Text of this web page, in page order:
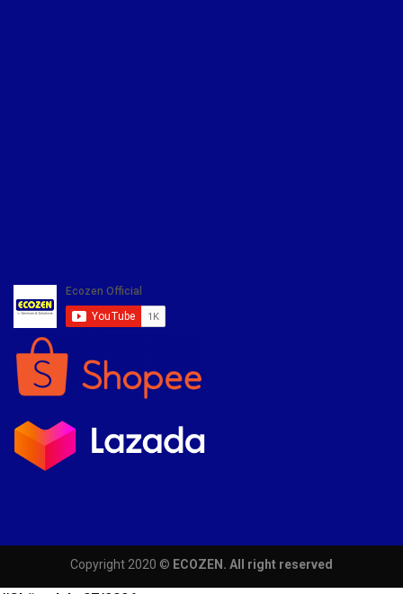
Copyright 2020 © ECOZEN. All right reserved